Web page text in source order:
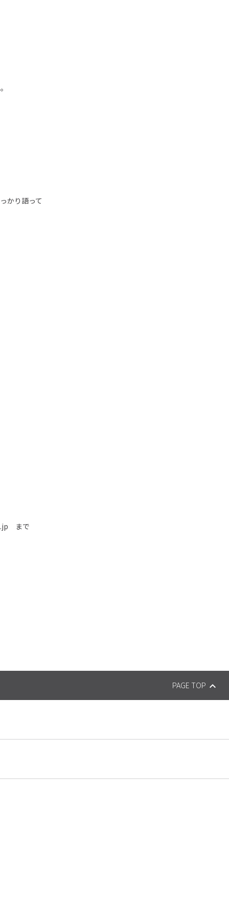
かり語って
まで
PAGE TOP